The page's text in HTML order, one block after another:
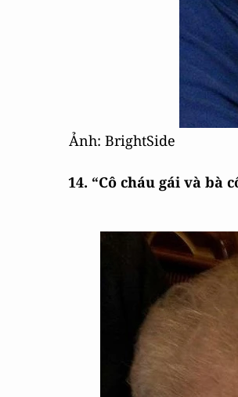
Ảnh: BrightSide
14. “Cô cháu gái và bà